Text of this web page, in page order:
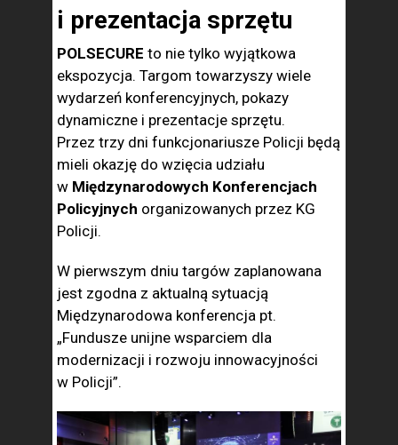
i prezentacja sprzętu
POLSECURE to nie tylko wyjątkowa
ekspozycja. Targom towarzyszy wiele
wydarzeń konferencyjnych, pokazy
dynamiczne i prezentacje sprzętu.
Przez trzy dni funkcjonariusze Policji będą
mieli okazję do wzięcia udziału
w Międzynarodowych Konferencjach
Policyjnych organizowanych przez KG
Policji.
W pierwszym dniu targów zaplanowana
jest zgodna z aktualną sytuacją
Międzynarodowa konferencja pt.
„Fundusze unijne wsparciem dla
modernizacji i rozwoju innowacyjności
w Policji”.